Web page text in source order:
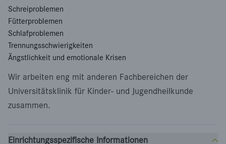
Schreiproblemen
Fütterproblemen
Schlafproblemen
Trennungsschwierigkeiten
Ängstlichkeit und emotionale Krisen
Wir arbeiten eng mit anderen Fachbereichen der
Universitätsklinik für Kinder- und Jugendheilkunde
zusammen.
Einrichtungsspezifische Informationen